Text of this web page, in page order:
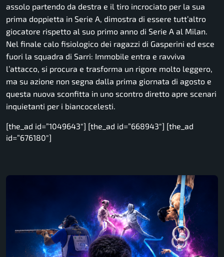
assolo partendo da destra e il tiro incrociato per la sua
prima doppietta in Serie A, dimostra di essere tutt’altro
giocatore rispetto al suo primo anno di Serie A al Milan.
Nel finale calo fisiologico dei ragazzi di Gasperini ed esce
fuori la squadra di Sarri: Immobile entra e ravviva
l’attacco, si procura e trasforma un rigore molto leggero,
ma su azione non segna dalla prima giornata di agosto e
questa nuova sconfitta in uno scontro diretto apre scenari
inquietanti per i biancocelesti.
[the_ad id=”1049643″] [the_ad id=”668943″] [the_ad
id=”676180″]